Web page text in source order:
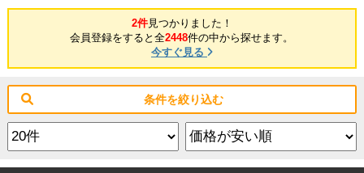
2件見つかりました！
会員登録をすると全2448件の中から探せます。
今すぐ見る
条件を絞り込む